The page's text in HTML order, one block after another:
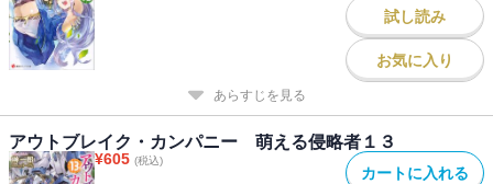
試し読み
お気に入り
あらすじを見る
アウトブレイク・カンパニー 萌える侵略者１３
¥605 (税込)
カートに入れる